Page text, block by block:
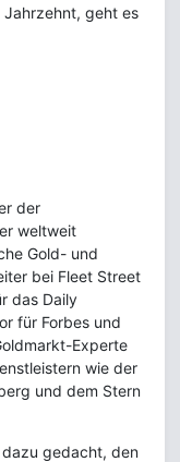
Jahrzehnt, geht es
der
weltweit
Gold- und
bei Fleet Street
das Daily
für Forbes und
Experte
wie der
und dem Stern
dazu gedacht, den